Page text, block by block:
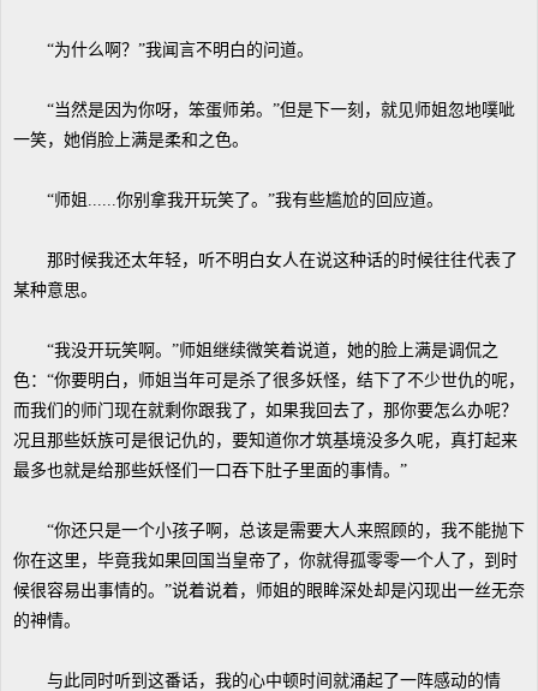
“为什么啊？”我闻言不明白的问道。
“当然是因为你呀，笨蛋师弟。”但是下一刻，就见师姐忽地噗呲
一笑，她俏脸上满是柔和之色。
“师姐......你别拿我开玩笑了。”我有些尴尬的回应道。
那时候我还太年轻，听不明白女人在说这种话的时候往往代表了
某种意思。
“我没开玩笑啊。”师姐继续微笑着说道，她的脸上满是调侃之
色：“你要明白，师姐当年可是杀了很多妖怪，结下了不少世仇的呢，
而我们的师门现在就剩你跟我了，如果我回去了，那你要怎么办呢？
况且那些妖族可是很记仇的，要知道你才筑基境没多久呢，真打起来
最多也就是给那些妖怪们一口吞下肚子里面的事情。”
“你还只是一个小孩子啊，总该是需要大人来照顾的，我不能抛下
你在这里，毕竟我如果回国当皇帝了，你就得孤零零一个人了，到时
候很容易出事情的。”说着说着，师姐的眼眸深处却是闪现出一丝无奈
的神情。
与此同时听到这番话，我的心中顿时间就涌起了一阵感动的情